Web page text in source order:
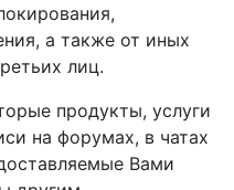
а также от иных
лиц.
продукты, услуги
на форумах, в чатах
Вами